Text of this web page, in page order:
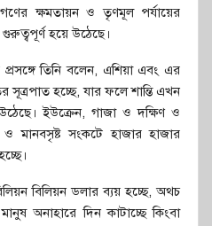
ক্ষমতায়ন ও তৃণমূল পর্যায়ের
হয়ে উঠেছে।
প্রসঙ্গে তিনি বলেন, এশিয়া এবং এর
হচ্ছে, যার ফলে শান্তি এখন
ইউক্রেন, গাজা ও দক্ষিণ ও
ও মানবসৃষ্ট সংকটে হাজার হাজার
বিলিয়ন ডলার ব্যয় হচ্ছে, অথচ
অনাহারে দিন কাটাচ্ছে কিংবা